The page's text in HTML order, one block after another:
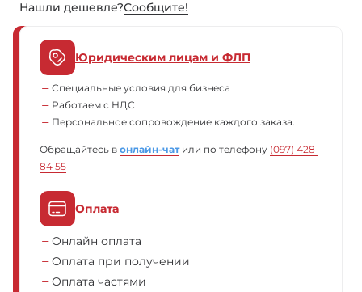
Нашли дешевле?Сообщите!
Юридическим лицам и ФЛП
Специальные условия для бизнеса
Работаем с НДС
Персональное сопровождение каждого заказа.
Обращайтесь в онлайн-чатили по телефону (097) 428
84 55
Оплата
Онлайн оплата
Оплата при получении
Оплата частями